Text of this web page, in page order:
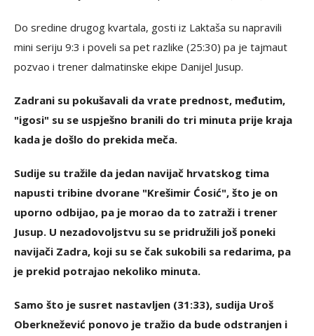
Do sredine drugog kvartala, gosti iz Laktaša su napravili
mini seriju 9:3 i poveli sa pet razlike (25:30) pa je tajmaut
pozvao i trener dalmatinske ekipe Danijel Jusup.
Zadrani su pokušavali da vrate prednost, međutim,
"igosi" su se uspješno branili do tri minuta prije kraja
kada je došlo do prekida meča.
Sudije su tražile da jedan navijač hrvatskog tima
napusti tribine dvorane "Krešimir Ćosić", što je on
uporno odbijao, pa je morao da to zatraži i trener
Jusup. U nezadovoljstvu su se pridružili još poneki
navijači Zadra, koji su se čak sukobili sa redarima, pa
je prekid potrajao nekoliko minuta.
Samo što je susret nastavljen (31:33), sudija Uroš
Oberknežević ponovo je tražio da bude odstranjen i